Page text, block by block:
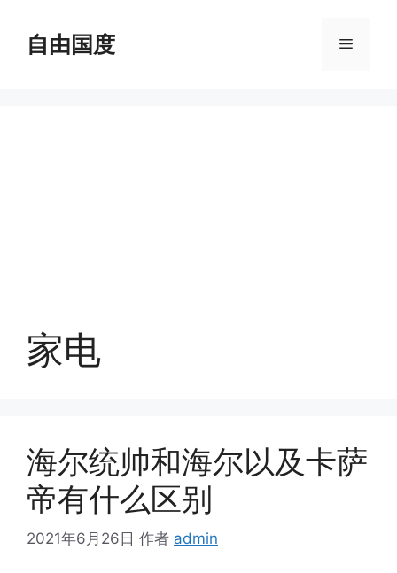
自由国度 菜
家电
海尔统帅和海尔以及卡萨
帝有什么区别
2021年6月26日 作者 admin